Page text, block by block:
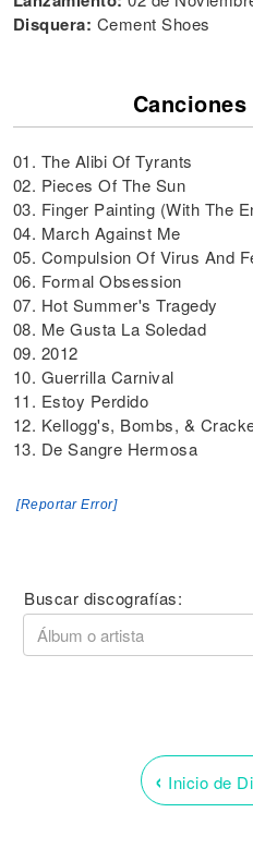
Disquera: Cement Shoes
01. The Alibi Of Tyrants
02. Pieces Of The Sun
03. Finger Painting (With The
04. March Against Me
05. Compulsion Of Virus And
06. Formal Obsession
07. Hot Summer's Tragedy
08. Me Gusta La Soledad
09. 2012
10. Guerrilla Carnival
11. Estoy Perdido
12. Kellogg's, Bombs, &
13. De Sangre Hermosa
[Reportar Error]
Buscar discografías:
‹ Inicio de